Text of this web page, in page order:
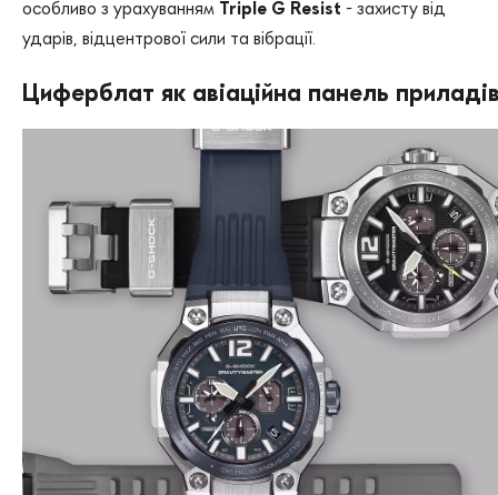
особливо з урахуванням Triple G Resist - захисту від
ударів, відцентрової сили та вібрації.
Циферблат як авіаційна панель